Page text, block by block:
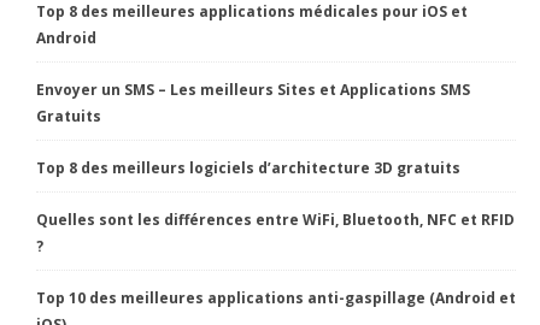
Top 8 des meilleures applications médicales pour iOS et
Android
Envoyer un SMS – Les meilleurs Sites et Applications SMS
Gratuits
Top 8 des meilleurs logiciels d’architecture 3D gratuits
Quelles sont les différences entre WiFi, Bluetooth, NFC et RFID
?
Top 10 des meilleures applications anti-gaspillage (Android et